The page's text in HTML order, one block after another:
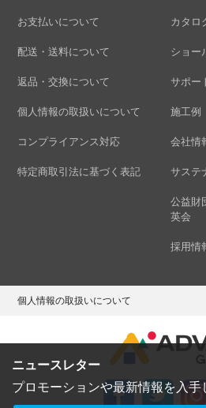
ニュースレター
プロモーションや最新情報を入手
お支払いについて
配送・送料について
返品・交換について
個人情報の取扱いについて
コンプライアンス対応
特定商取引法に基づく表記
カタロ
ショー
サポー
施工例
会社情
サステ
公益財
英会
採用情
個人情報の取扱いについて